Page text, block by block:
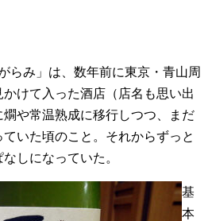
らみ」は、数年前に東京・青山周
けて入った酒店（店名も思い出
や常温熟成に移行しつつ、まだ
いた頃のこと。それからずっと
しになっていた。
基
本